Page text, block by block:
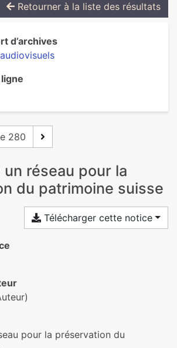
Retourner à la liste des résultats
d’archives
280
un réseau pour la
du patrimoine suisse
Télécharger cette notice
pour la préservation du